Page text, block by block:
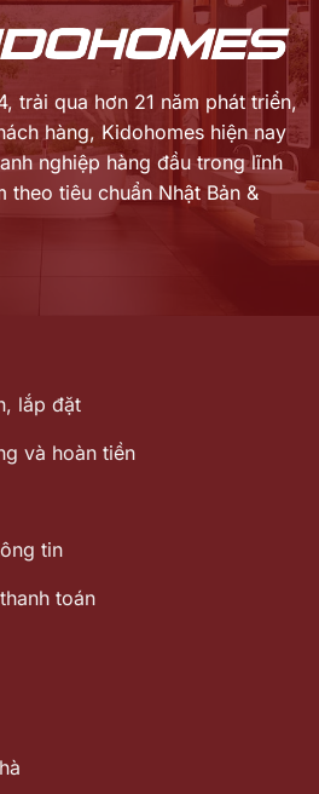
trải qua hơn 21 năm phát triển,
hàng, Kidohomes hiện nay
nghiệp hàng đầu trong lĩnh
theo tiêu chuẩn Nhật Bản &
lắp đặt
và hoàn tiền
tin
toán